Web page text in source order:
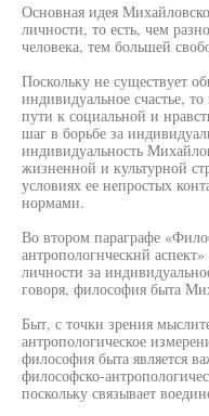
Основная идея
личности, то есть, чем
человека, тем большей
Поскольку не существует
индивидуальное счастье,
пути к социальной и
шаг в борьбе за
индивидуальность
жизненной и культурной
условиях ее непростых
нормами.
Во втором параграфе
антропологнческнй
личности за
говоря, философия быта
Быт, с точки зрения
антропологическое
философия быта является
философско-
поскольку связывает